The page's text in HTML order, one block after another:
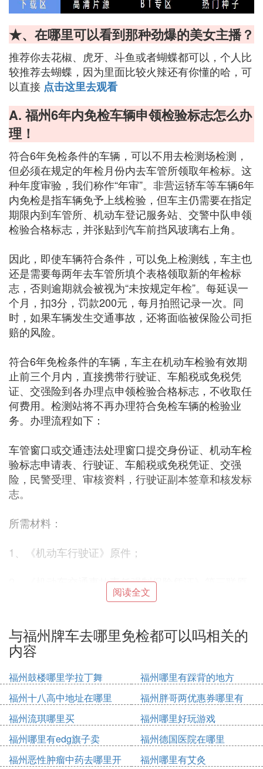
★、在哪里可以看到那种劲爆的美女主播？
推荐你去花椒、虎牙、斗鱼或者蝴蝶都可以，个人比
较推荐去蝴蝶，因为里面比较火辣还有你懂的哈，可
以直接 点击这里去观看
A. 福州6年内免检车辆申领检验标志怎么办
理！
符合6年免检条件的车辆，可以不用去检测场检测，
但必须在规定的年检月份内去车管所领取年检标。这
种年度审验，我们称作“年审”。非营运轿车等车辆6年
内免检是指车辆免予上线检验，但车主仍需要在指定
期限内到车管所、机动车登记服务站、交警中队申领
检验合格标志，并张贴到汽车前挡风玻璃右上角。
因此，即使车辆符合条件，可以免上检测线，车主也
还是需要每两年去车管所填个表格领取新的年检标
志，否则逾期就会被视为“未按规定年检”。每延误一
个月，扣3分，罚款200元，每月拍照记录一次。同
时，如果车辆发生交通事故，还将面临被保险公司拒
赔的风险。
符合6年免检条件的车辆，车主在机动车检验有效期
止前三个月内，直接携带行驶证、车船税或免税凭
证、交强险到各办理点申领检验合格标志，不收取任
何费用。检测站将不再办理符合免检车辆的检验业
务。办理流程如下：
车管窗口或交通违法处理窗口提交身份证、机动车检
验标志申请表、行驶证、车船税或免税凭证、交强
险，民警受理、审核资料，行驶证副本签章和核发标
志。
所需材料：
1、《机动车行驶证》原件；
2、《机动车交通事故责任强制保险凭证》第三联原
件，原件丢失的提供保险公司出具的抄件原件，或加
3、身份证明原件；
4、车船税纳税或免税证明；
5、《机动车检验标志申请表》，属于代理人申请
的，提供机动车所有人的委托书和代理人身份证明原
件。单位公车申领免检标志也属于代理人申请，需持
单位委托书和代理人身份证前往办理。
阅读全文
与福州牌车去哪里免检都可以吗相关的
内容
福州鼓楼哪里学拉丁舞
福州哪里有踩背的地方
福州十八高中地址在哪里
福州胖哥两优惠券哪里有
福州流琪哪里买
福州哪里好玩游戏
福州哪里有edg旗子卖
福州德国医院在哪里
福州恶性肿瘤中药去哪里开
福州哪里有艾灸